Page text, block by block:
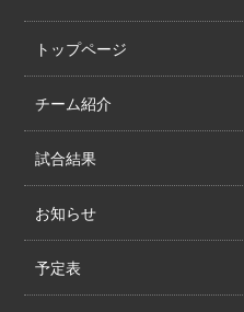
トップページ
チーム紹介
試合結果
お知らせ
予定表